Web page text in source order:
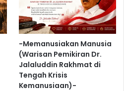
-Memanusiakan Manusia
(Warisan Pemikiran Dr.
Jalaluddin Rakhmat di
Tengah Krisis
Kemanusiaan)-